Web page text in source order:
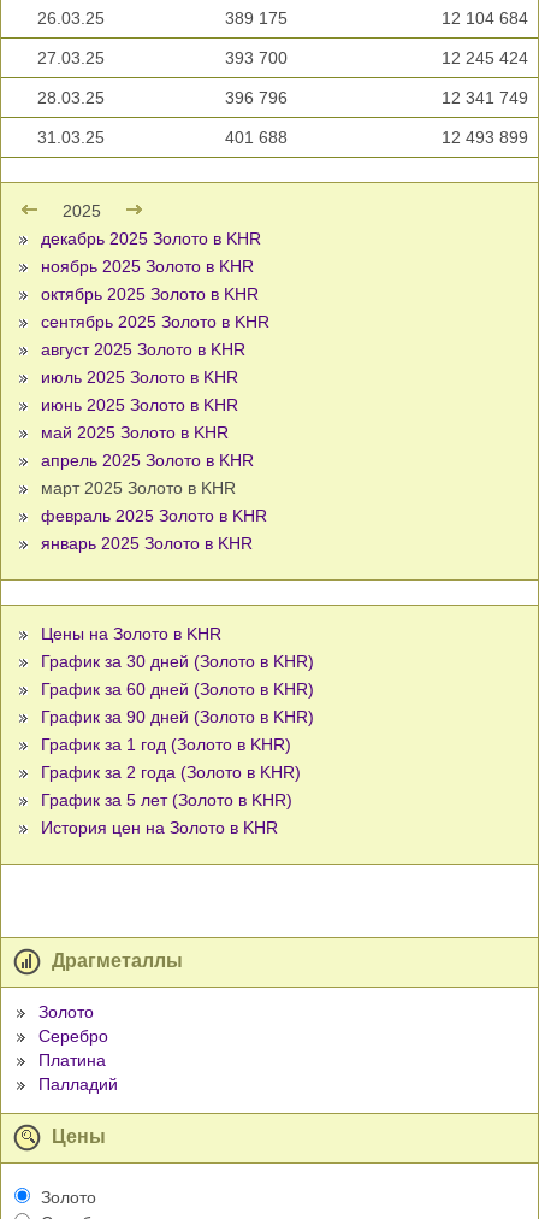
26.03.25 389 175 12 104 684
27.03.25 393 700 12 245 424
28.03.25 396 796 12 341 749
31.03.25 401 688 12 493 899
2025
декабрь 2025 Золото в KHR
ноябрь 2025 Золото в KHR
октябрь 2025 Золото в KHR
сентябрь 2025 Золото в KHR
август 2025 Золото в KHR
июль 2025 Золото в KHR
июнь 2025 Золото в KHR
май 2025 Золото в KHR
апрель 2025 Золото в KHR
март 2025 Золото в KHR
февраль 2025 Золото в KHR
январь 2025 Золото в KHR
Цены на Золото в KHR
График за 30 дней (Золото в KHR)
График за 60 дней (Золото в KHR)
График за 90 дней (Золото в KHR)
График за 1 год (Золото в KHR)
График за 2 года (Золото в KHR)
График за 5 лет (Золото в KHR)
История цен на Золото в KHR
Драгметаллы
Золото
Серебро
Платина
Палладий
Цены
Золото